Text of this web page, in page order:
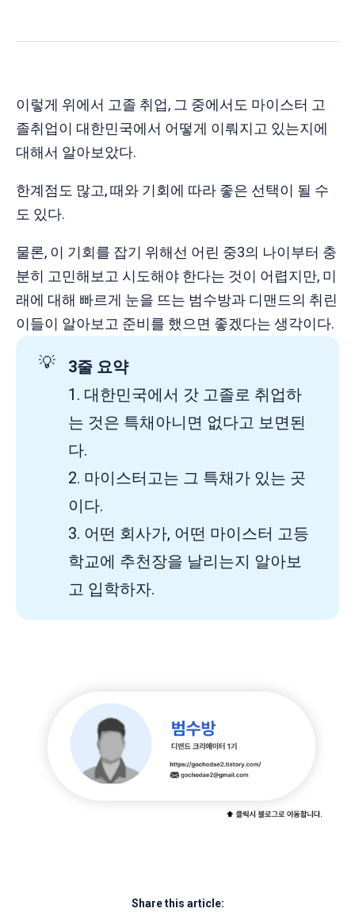
이렇게 위에서 고졸 취업, 그 중에서도 마이스터 고
졸취업이 대한민국에서 어떻게 이뤄지고 있는지에
대해서 알아보았다.
한계점도 많고, 때와 기회에 따라 좋은 선택이 될 수
도 있다.
물론, 이 기회를 잡기 위해선 어린 중3의 나이부터 충
분히 고민해보고 시도해야 한다는 것이 어렵지만, 미
래에 대해 빠르게 눈을 뜨는 범수방과 디맨드의 취린
이들이 알아보고 준비를 했으면 좋겠다는 생각이다.
💡
3줄 요약
1. 대한민국에서 갓 고졸로 취업하
는 것은 특채아니면 없다고 보면된
다.
2. 마이스터고는 그 특채가 있는 곳
이다.
3. 어떤 회사가, 어떤 마이스터 고등
학교에 추천장을 날리는지 알아보
고 입학하자.
Share this article: